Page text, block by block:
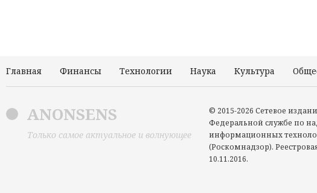
Главная Финансы Технологии Наука Культура
ANONSENS
Только самое актуальное и волнующее
© 2015-2026 Сетевое
Федеральной службе по
информационных
(Роскомнадзор).
10.11.2016.